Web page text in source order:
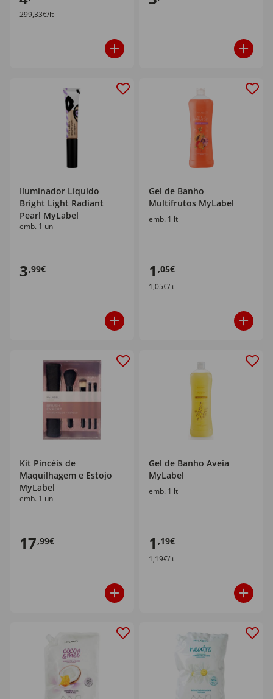
299,33€/lt
Iluminador Líquido
Bright Light Radiant
Pearl MyLabel
emb. 1 un
3,99€
Gel de Banho
Multifrutos MyLabel
emb. 1 lt
1 ,05€
1,05€/lt
Kit Pincéis de
Maquilhagem e Estojo
MyLabel
emb. 1 un
17,99€
Gel de Banho Aveia
MyLabel
emb. 1 lt
1 ,19€
1,19€/lt